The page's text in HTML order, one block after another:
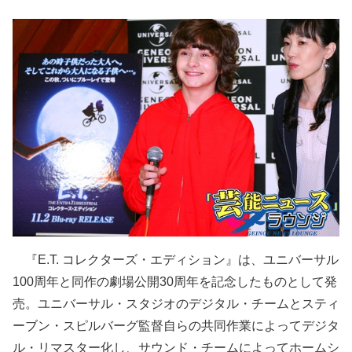
『E.T. コレクターズ・エディション』は、ユニバーサル
100周年と同作の劇場公開30周年を記念したものとして発
売。ユニバーサル・スタジオのデジタル・チームとスティ
ーブン・スピルバーグ監督自らの共同作業によってデジタ
ル・リマスター化し、サウンド・チームによってホームシ